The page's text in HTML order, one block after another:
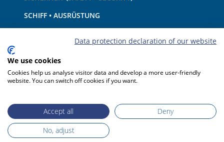
SCHIFF • AUSRÜSTUNG
HAFENSTAATKONTROLLE
Data protection declaration of our website
We use cookies
Cookies help us analyse visitor data and develop a more user-friendly
website. You can switch off cookies if you want.
Accept all
Deny
No, adjust